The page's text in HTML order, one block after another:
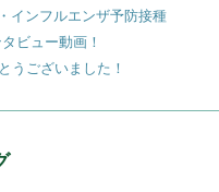
インフルエンザ予防接種
ビュー動画！
うございました！